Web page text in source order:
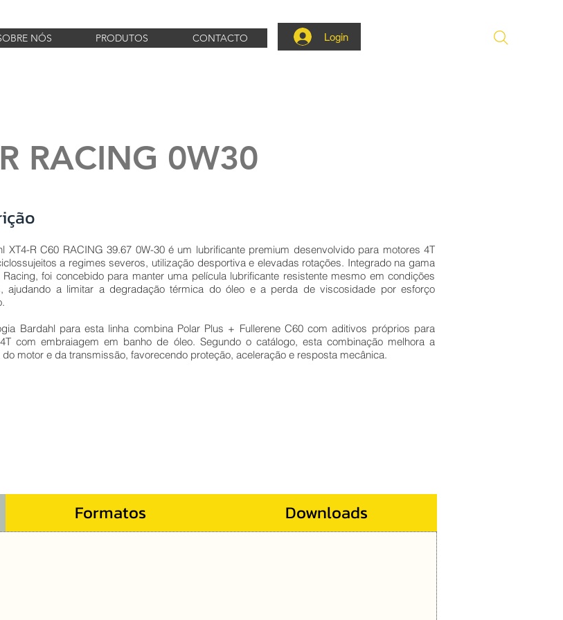
NÓS PRODUTOS CONTACTO Login
RACING 0W30
XT4-R C60 RACING 39.67 0W-30 é um lubrificante premium desenvolvido para motores 4T
a regimes severos, utilização desportiva e elevadas rotações. Integrado na gama
Racing, foi concebido para manter uma película lubrificante resistente mesmo em condições
ajudando a limitar a degradação térmica do óleo e a perda de viscosidade por esforço
Bardahl para esta linha combina Polar Plus + Fullerene C60 com aditivos próprios para
com embraiagem em banho de óleo. Segundo o catálogo, esta combinação melhora a
do motor e da transmissão, favorecendo proteção, aceleração e resposta mecânica.
Formatos Downloads